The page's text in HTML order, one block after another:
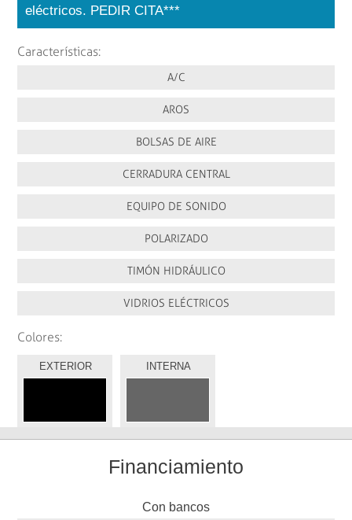
eléctricos. PEDIR CITA***
Características:
A/C
AROS
BOLSAS DE AIRE
CERRADURA CENTRAL
EQUIPO DE SONIDO
POLARIZADO
TIMÓN HIDRÁULICO
VIDRIOS ELÉCTRICOS
Colores:
EXTERIOR INTERNA
Financiamiento
Con bancos